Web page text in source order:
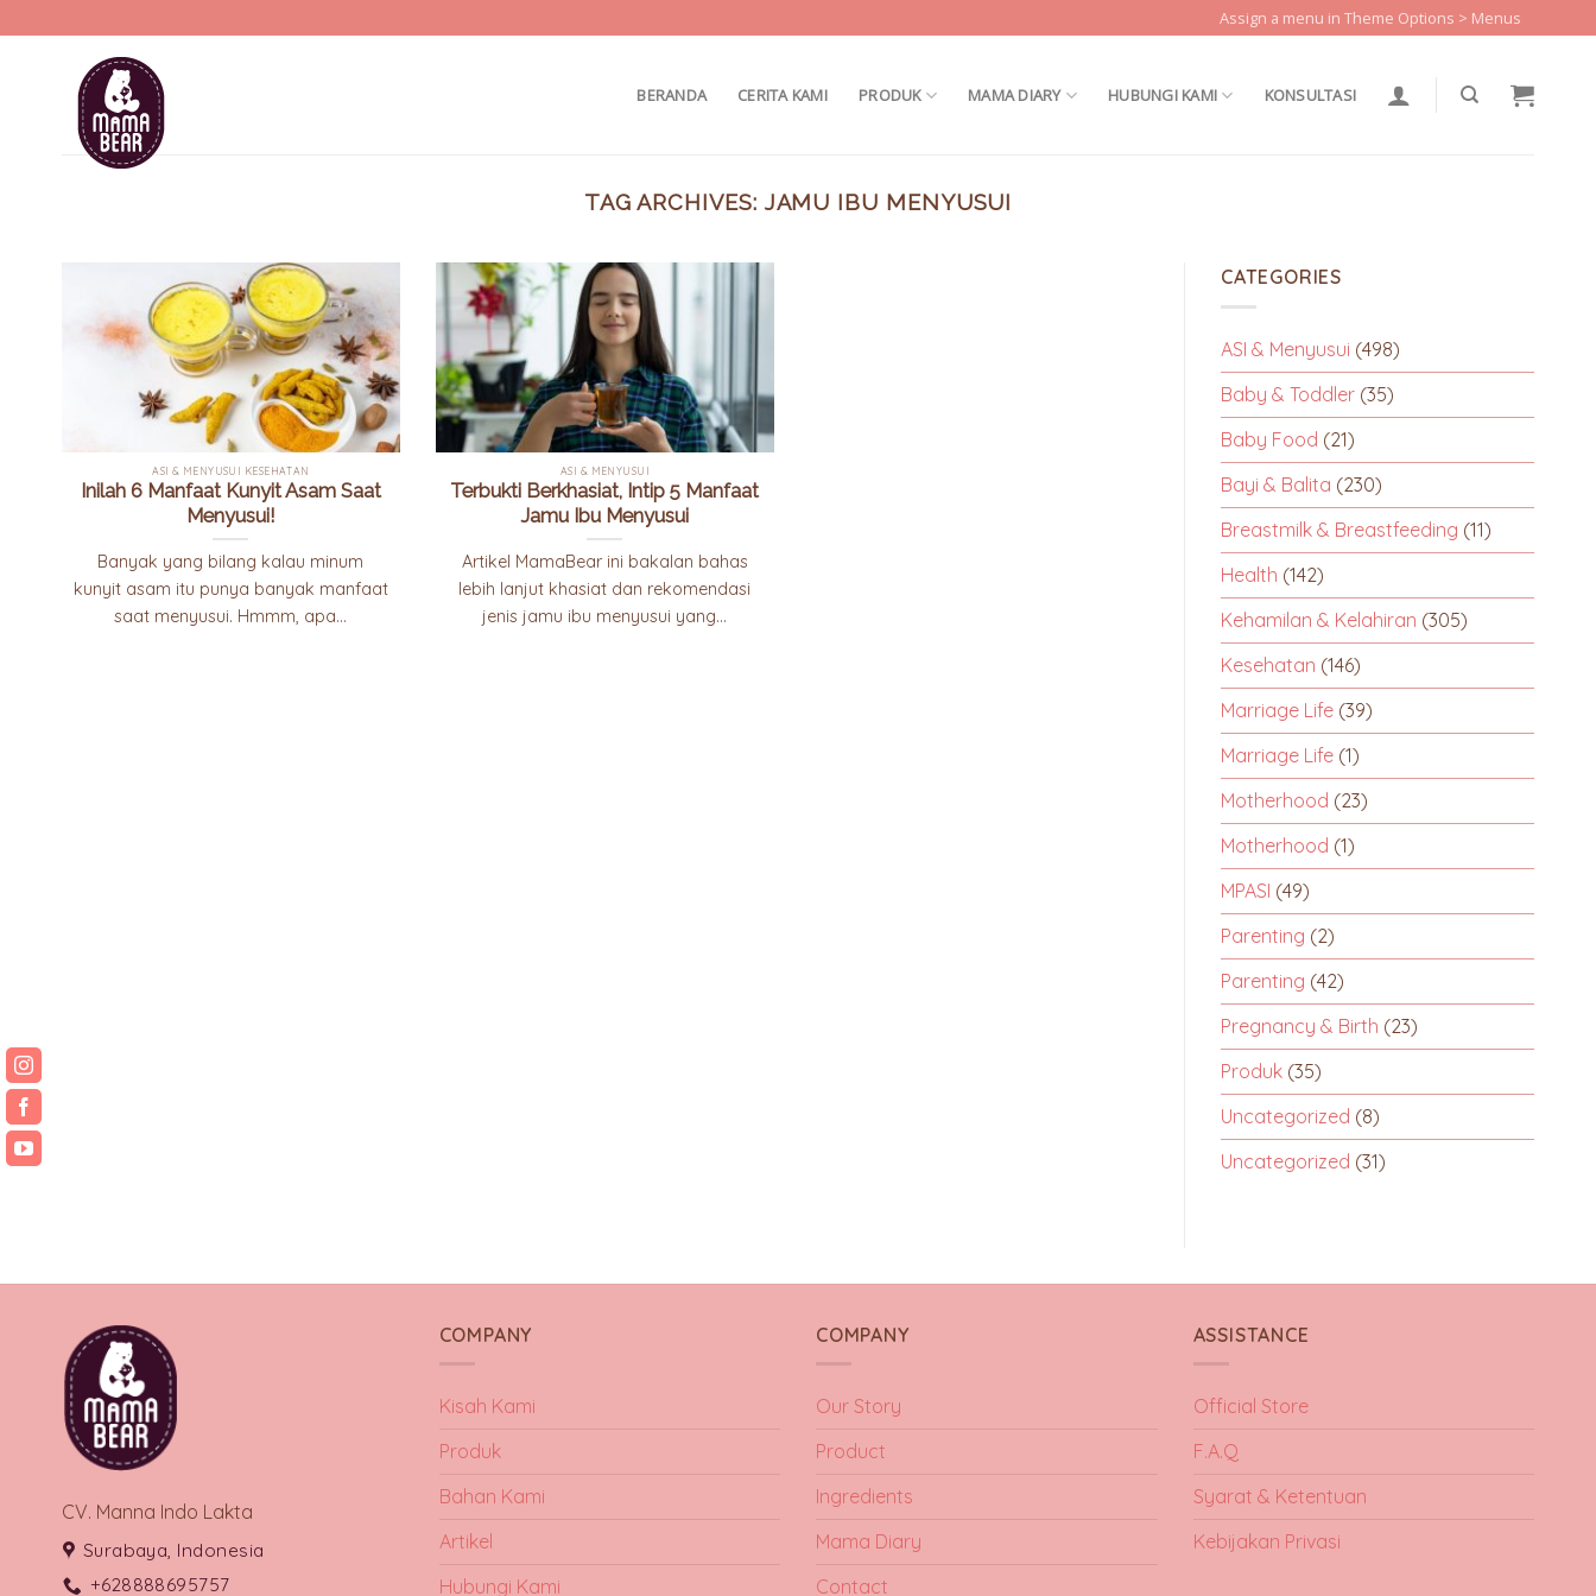
Assign a menu in Theme Options > Menus
BERANDA CERITA KAMI PRODUK MAMA DIARY HUBUNGI KAMI KONSULTASI
TAG ARCHIVES: JAMU IBU MENYUSUI
ASI & MENYUSUI KESEHATAN
Inilah 6 Manfaat Kunyit Asam Saat
Menyusui!
Banyak yang bilang kalau minum
kunyit asam itu punya banyak manfaat
saat menyusui. Hmmm, apa...
ASI & MENYUSUI
Terbukti Berkhasiat, Intip 5 Manfaat
Jamu Ibu Menyusui
Artikel MamaBear ini bakalan bahas
lebih lanjut khasiat dan rekomendasi
jenis jamu ibu menyusui yang...
CATEGORIES
ASI & Menyusui (498)
Baby & Toddler (35)
Baby Food (21)
Bayi & Balita (230)
Breastmilk & Breastfeeding (11)
Health (142)
Kehamilan & Kelahiran (305)
Kesehatan (146)
Marriage Life (39)
Marriage Life (1)
Motherhood (23)
Motherhood (1)
MPASI (49)
Parenting (2)
Parenting (42)
Pregnancy & Birth (23)
Produk (35)
Uncategorized (8)
Uncategorized (31)
CV. Manna Indo Lakta
Surabaya, Indonesia
+628888695757
COMPANY
Kisah Kami
Produk
Bahan Kami
Artikel
Hubungi Kami
COMPANY
Our Story
Product
Ingredients
Mama Diary
Contact
ASSISTANCE
Official Store
F.A.Q
Syarat & Ketentuan
Kebijakan Privasi